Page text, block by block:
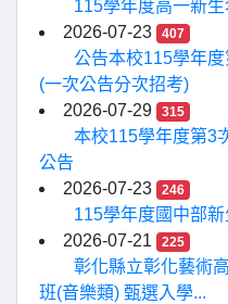
115學年度高一新
2026-07-23
407
公告本校115學年
(一次公告分次招考)
2026-07-29
315
本校115學年度第3
公告
2026-07-23
246
115學年度國中部
2026-07-21
225
彰化縣立彰化藝術
班(音樂類) 甄選入學...